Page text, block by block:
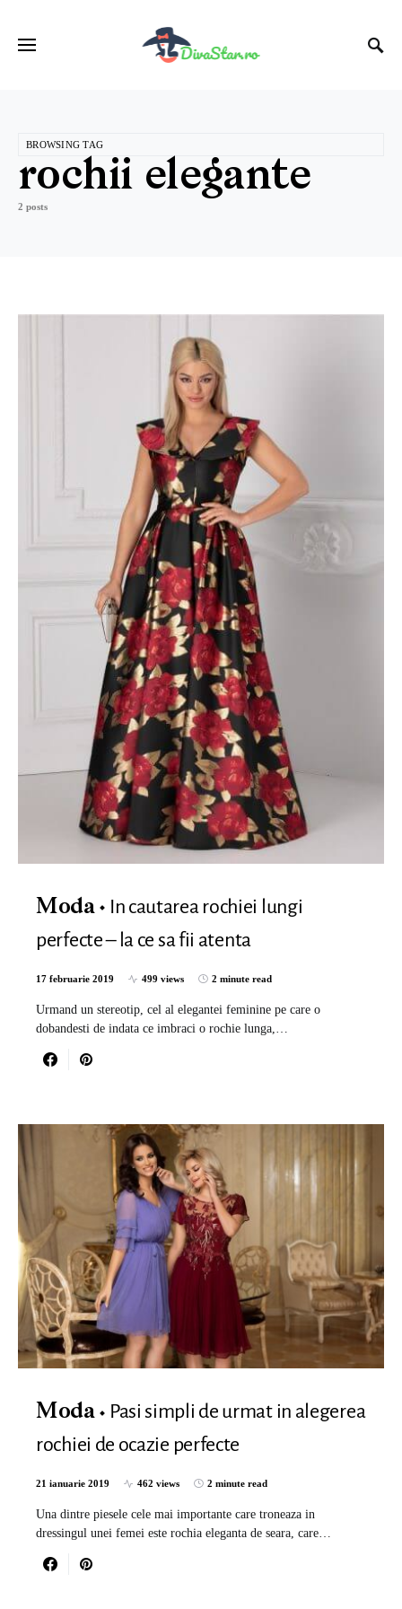
BROWSING TAG
rochii elegante
2 posts
Moda
In cautarea rochiei lungi
perfecte – la ce sa fii atenta
17 februarie 2019 499 views 2 minute read
Urmand un stereotip, cel al elegantei feminine pe care o
dobandesti de indata ce imbraci o rochie lunga,…
Moda
Pasi simpli de urmat in alegerea
rochiei de ocazie perfecte
21 ianuarie 2019 462 views 2 minute read
Una dintre piesele cele mai importante care troneaza in
dressingul unei femei este rochia eleganta de seara, care…